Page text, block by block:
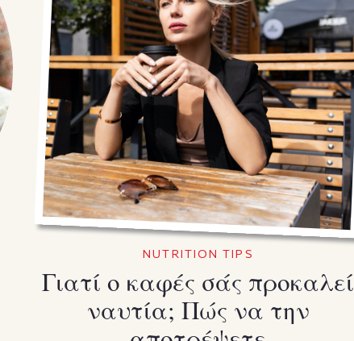
NUTRITION TIPS
Γιατί ο καφές σάς προκαλεί
ναυτία; Πώς να την